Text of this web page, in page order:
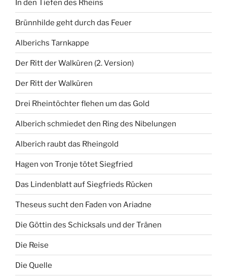
In den Tiefen des Rheins
Brünnhilde geht durch das Feuer
Alberichs Tarnkappe
Der Ritt der Walküren (2. Version)
Der Ritt der Walküren
Drei Rheintöchter flehen um das Gold
Alberich schmiedet den Ring des Nibelungen
Alberich raubt das Rheingold
Hagen von Tronje tötet Siegfried
Das Lindenblatt auf Siegfrieds Rücken
Theseus sucht den Faden von Ariadne
Die Göttin des Schicksals und der Tränen
Die Reise
Die Quelle